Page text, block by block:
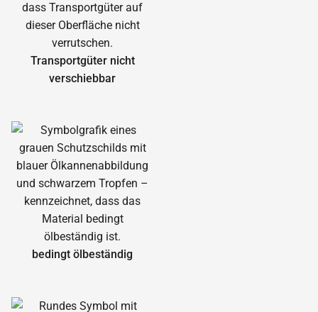
Transportgüter nicht
verschiebbar
bedingt ölbeständig